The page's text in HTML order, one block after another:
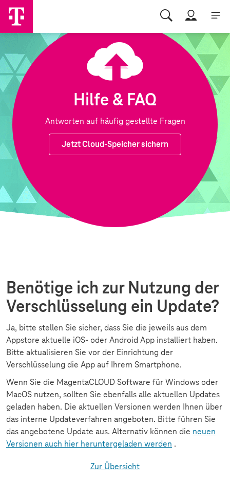
Hilfe & FAQ
Antworten auf häufig gestellte Fragen
Jetzt Cloud-Speicher sichern
Benötige ich zur Nutzung der
Verschlüsselung ein Update?
Ja, bitte stellen Sie sicher, dass Sie die jeweils aus dem
Appstore aktuelle iOS- oder Android App installiert haben.
Bitte aktualisieren Sie vor der Einrichtung der
Verschlüsselung die App auf Ihrem Smartphone.
Wenn Sie die MagentaCLOUD Software für Windows oder
MacOS nutzen, sollten Sie ebenfalls alle aktuellen Updates
geladen haben. Die aktuellen Versionen werden Ihnen über
das interne Updateverfahren angeboten. Bitte führen Sie
das angebotene Update aus. Alternativ können die neuen
Versionen auch hier heruntergeladen werden .
Zur Übersicht